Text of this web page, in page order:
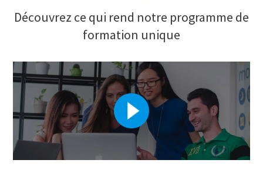
Découvrez ce qui rend notre programme de
formation unique